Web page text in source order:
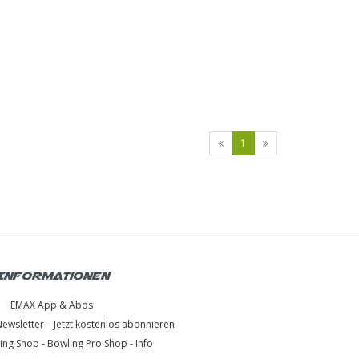
1
EMAX App & Abos
– Jetzt kostenlos abonnieren
Shop - Bowling Pro Shop - Info